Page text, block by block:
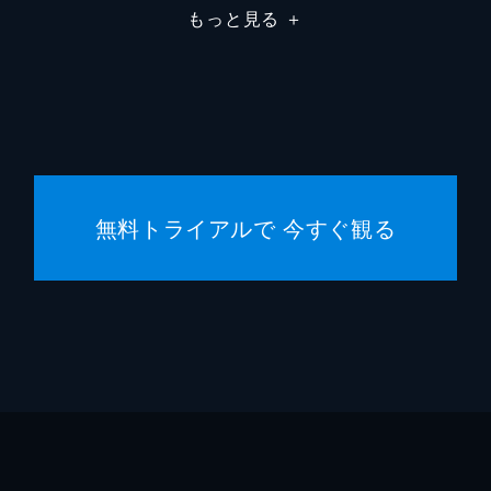
もっと見る ＋
無料トライアルで 今すぐ観る